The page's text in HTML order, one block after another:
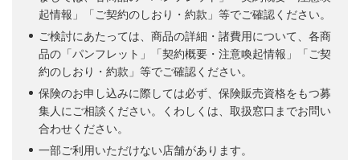
起情報」「ご契約のしおり・約款」等でご確認ください。
ご検討にあたっては、商品の詳細・諸費用について、各商
品の「パンフレット」「契約概要・注意喚起情報」「ご契
約のしおり・約款」等でご確認ください。
保険のお申し込みに際しては必ず、保険販売資格をもつ募
集人にご相談ください。くわしくは、取扱窓口までお問い
合わせください。
一部ご利用いただけない店舗があります。